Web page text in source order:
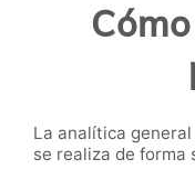
La analítica
se realiza de forma